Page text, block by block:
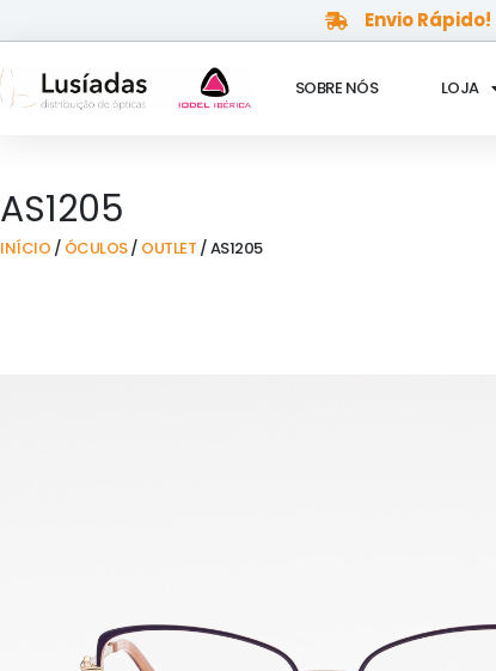
to
content
Envio Rápido!
SOBRE NÓS LOJA
AS1205
INÍCIO / ÓCULOS/ OUTLET / AS1205